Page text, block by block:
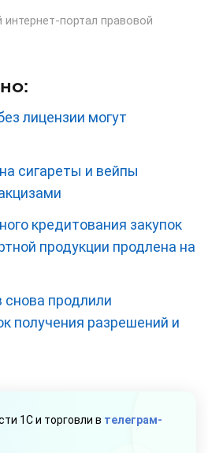
портал правовой
лицензии могут
сигареты и вейпы
кредитования закупок
продукции продлена на
продлили
получения разрешений и
1С и торговли в телеграм-